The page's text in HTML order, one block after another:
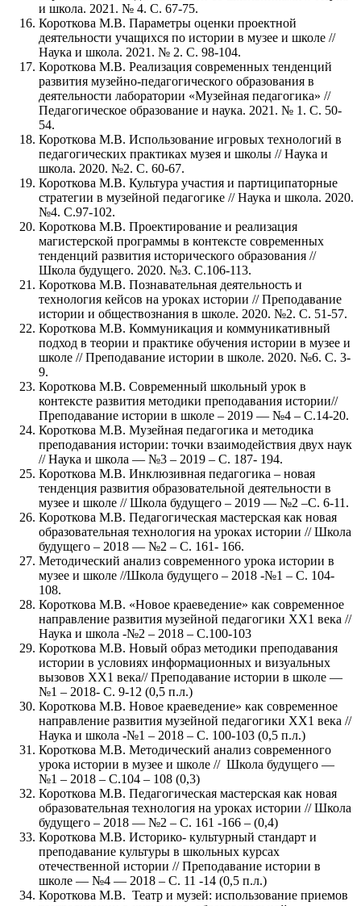
и школа. 2021. № 4. С. 67-75.
Короткова М.В. Параметры оценки проектной
деятельности учащихся по истории в музее и школе //
Наука и школа. 2021. № 2. С. 98-104.
Короткова М.В. Реализация современных тенденций
развития музейно-педагогического образования в
деятельности лаборатории «Музейная педагогика» //
Педагогическое образование и наука. 2021. № 1. С. 50-
54.
Короткова М.В. Использование игровых технологий в
педагогических практиках музея и школы // Наука и
школа. 2020. №2. С. 60-67.
Короткова М.В. Культура участия и партиципаторные
стратегии в музейной педагогике // Наука и школа. 2020.
№4. С.97-102.
Короткова М.В. Проектирование и реализация
магистерской программы в контексте современных
тенденций развития исторического образования //
Школа будущего. 2020. №3. С.106-113.
Короткова М.В. Познавательная деятельность и
технология кейсов на уроках истории // Преподавание
истории и обществознания в школе. 2020. №2. С. 51-57.
Короткова М.В. Коммуникация и коммуникативный
подход в теории и практике обучения истории в музее и
школе // Преподавание истории в школе. 2020. №6. С. 3-
9.
Короткова М.В. Современный школьный урок в
контексте развития методики преподавания истории//
Преподавание истории в школе – 2019 — №4 – С.14-20.
Короткова М.В. Музейная педагогика и методика
преподавания истории: точки взаимодействия двух наук
// Наука и школа — №3 – 2019 – С. 187- 194.
Короткова М.В. Инклюзивная педагогика – новая
тенденция развития образовательной деятельности в
музее и школе // Школа будущего – 2019 — №2 –С. 6-11.
Короткова М.В. Педагогическая мастерская как новая
образовательная технология на уроках истории // Школа
будущего – 2018 — №2 – С. 161- 166.
Методический анализ современного урока истории в
музее и школе //Школа будущего – 2018 -№1 – С. 104-
108.
Короткова М.В. «Новое краеведение» как современное
направление развития музейной педагогики ХХ1 века //
Наука и школа -№2 – 2018 – С.100-103
Короткова М.В. Новый образ методики преподавания
истории в условиях информационных и визуальных
вызовов ХХ1 века// Преподавание истории в школе —
№1 – 2018- С. 9-12 (0,5 п.л.)
Короткова М.В. Новое краеведение» как современное
направление развития музейной педагогики ХХ1 века //
Наука и школа -№1 – 2018 – С. 100-103 (0,5 п.л.)
Короткова М.В. Методический анализ современного
урока истории в музее и школе // Школа будущего —
№1 – 2018 – С.104 – 108 (0,3)
Короткова М.В. Педагогическая мастерская как новая
образовательная технология на уроках истории // Школа
будущего – 2018 — №2 – С. 161 -166 – (0,4)
Короткова М.В. Историко- культурный стандарт и
преподавание культуры в школьных курсах
отечественной истории // Преподавание истории в
школе — №4 — 2018 – С. 11 -14 (0,5 п.л.)
Короткова М.В. Театр и музей: использование приемов